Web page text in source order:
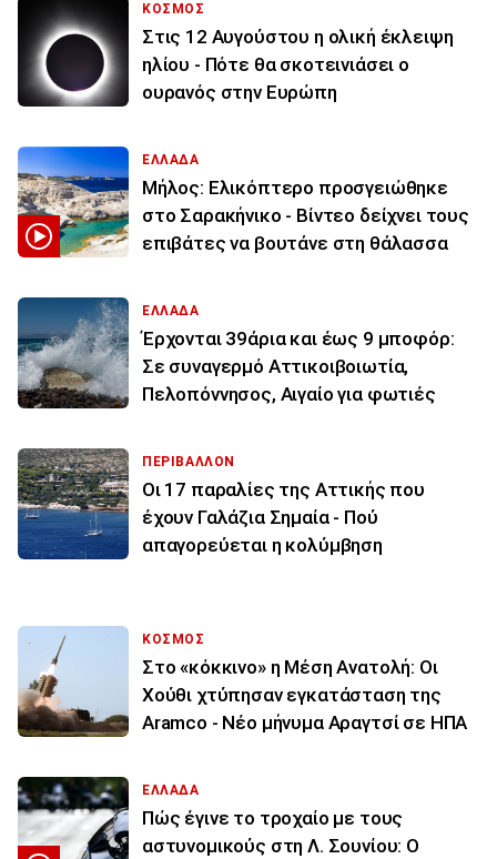
ΚΟΣΜΟΣ
Στις 12 Αυγούστου η ολική έκλειψη
ηλίου - Πότε θα σκοτεινιάσει ο
ουρανός στην Ευρώπη
ΕΛΛΑΔΑ
Μήλος: Ελικόπτερο προσγειώθηκε
στο Σαρακήνικο - Βίντεο δείχνει τους
επιβάτες να βουτάνε στη θάλασσα
ΕΛΛΑΔΑ
Έρχονται 39άρια και έως 9 μποφόρ:
Σε συναγερμό Αττικοιβοιωτία,
Πελοπόννησος, Αιγαίο για φωτιές
ΠΕΡΙΒΑΛΛΟΝ
Οι 17 παραλίες της Αττικής που
έχουν Γαλάζια Σημαία - Πού
απαγορεύεται η κολύμβηση
ΚΟΣΜΟΣ
Στο «κόκκινο» η Μέση Ανατολή: Οι
Χούθι χτύπησαν εγκατάσταση της
Aramco - Νέο μήνυμα Αραγτσί σε ΗΠΑ
ΕΛΛΑΔΑ
Πώς έγινε το τροχαίο με τους
αστυνομικούς στη Λ. Σουνίου: Ο